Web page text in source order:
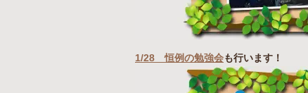
1/28 恒例の勉強会も行います！